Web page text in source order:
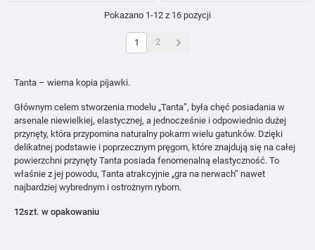
Pokazano 1-12 z 16 pozycji
1 2 
Tanta – wierna kopia pijawki.
Głównym celem stworzenia modelu „Tanta”, była chęć posiadania w
arsenale niewielkiej, elastycznej, a jednocześnie i odpowiednio dużej
przynęty, która przypomina naturalny pokarm wielu gatunków. Dzięki
delikatnej podstawie i poprzecznym pręgom, które znajdują się na całej
powierzchni przynęty Tanta posiada fenomenalną elastyczność. To
właśnie z jej powodu, Tanta atrakcyjnie „gra na nerwach” nawet
najbardziej wybrednym i ostrożnym rybom.
12szt. w opakowaniu